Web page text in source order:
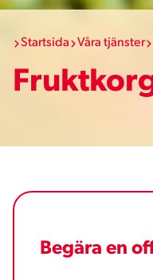
Startsida Våra tjänster
Begära en